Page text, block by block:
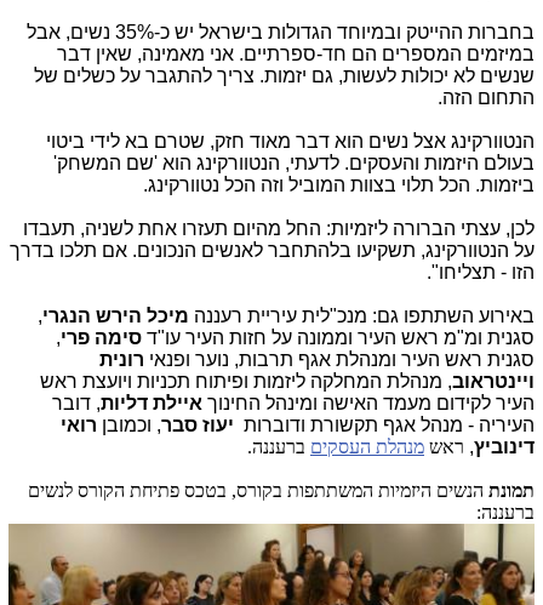
בחברות ההייטק ובמיוחד הגדולות בישראל יש כ-35% נשים, אבל
במיזמים המספרים הם חד-ספרתיים. אני מאמינה, שאין דבר
שנשים לא יכולות לעשות, גם יזמות. צריך להתגבר על כשלים של
התחום הזה.
הנטוורקינג אצל נשים הוא דבר מאוד חזק, שטרם בא לידי ביטוי
בעולם היזמות והעסקים. לדעתי, הנטוורקינג הוא 'שם המשחק'
ביזמות. הכל תלוי בצוות המוביל וזה הכל נטוורקינג.
לכן, עצתי הברורה ליזמיות: החל מהיום תעזרו אחת לשניה, תעבדו
על הנטוורקינג, תשקיעו בלהתחבר לאנשים הנכונים. אם תלכו בדרך
הזו - תצליחו".
באירוע השתתפו גם: מנכ"לית עיריית רעננה מיכל הירש הנגרי,
סגנית ומ"מ ראש העיר וממונה על חזות העיר עו"ד סימה פרי,
סגנית ראש העיר ומנהלת אגף תרבות, נוער ופנאי רונית
ויינטראוב, מנהלת המחלקה ליזמות ופיתוח תכניות ויועצת ראש
העיר לקידום מעמד האישה ומינהל החינוך איילת דליות, דובר
העיריה - מנהל אגף תקשורת ודוברות יעוז סבר, וכמובן רואי
דינוביץ, ראש מנהלת העסקים ברעננה.
תמונת הנשים היזמיות המשתתפות בקורס, בטכס פתיחת הקורס לנשים
ברעננה: